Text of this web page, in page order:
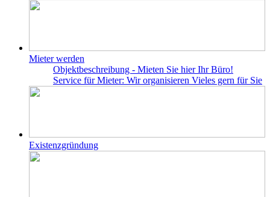
Mieter werden
Objektbeschreibung - Mieten Sie hier Ihr Büro!
Service für Mieter: Wir organisieren Vieles gern für Sie
Existenzgründung